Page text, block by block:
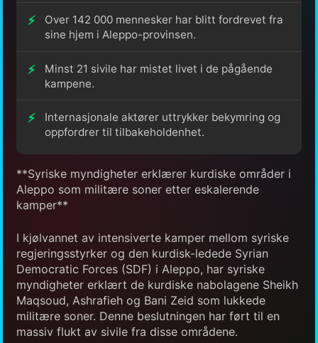
Over 142 000 mennesker har blitt fordrevet fra
sine hjem i Aleppo-provinsen.
Minst 21 sivile har mistet livet i de pågående
kampene.
Internasjonale aktører uttrykker bekymring og
oppfordrer til tilbakeholdenhet.
**Syriske myndigheter erklærer kurdiske områder i
Aleppo som militære soner etter eskalerende
kamper**
I kjølvannet av intensiverte kamper mellom syriske
regjeringsstyrker og den kurdisk-ledede Syrian
Democratic Forces (SDF) i Aleppo, har syriske
myndigheter erklært de kurdiske nabolagene Sheikh
Maqsoud, Ashrafieh og Bani Zeid som lukkede
militære soner. Denne beslutningen har ført til en
massiv flukt av sivile fra disse områdene.